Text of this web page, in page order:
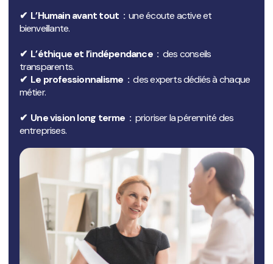
✔ L’Humain avant tout :une écoute active et
bienveillante.
✔ L’éthique et l’indépendance : des conseils
transparents.
✔ Le professionnalisme :des experts dédiés à chaque
métier.
✔ Une vision long terme : prioriser la pérennité des
entreprises.